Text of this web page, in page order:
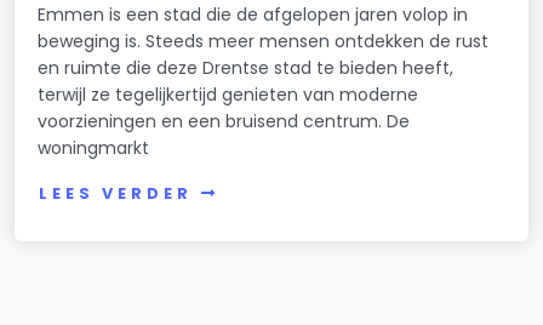
Emmen is een stad die de afgelopen jaren volop in
beweging is. Steeds meer mensen ontdekken de rust
en ruimte die deze Drentse stad te bieden heeft,
terwijl ze tegelijkertijd genieten van moderne
voorzieningen en een bruisend centrum. De
woningmarkt
LEES VERDER